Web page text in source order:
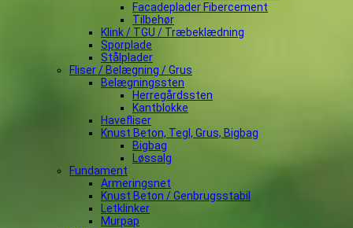
Facadeplader Fibercement
Tilbehør
Klink / TGU / Træbeklædning
Sporplade
Stålplader
Fliser / Belægning / Grus
Belægningssten
Herregårdssten
Kantblokke
Havefliser
Knust Beton, Tegl, Grus, Bigbag
Bigbag
Løssalg
Fundament
Armeringsnet
Knust Beton / Genbrugsstabil
Letklinker
Murpap